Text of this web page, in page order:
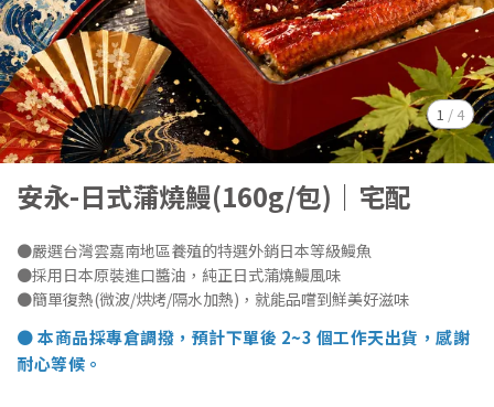
1 / 4
安永-日式蒲燒鰻(160g/包)｜宅配
●嚴選台灣雲嘉南地區養殖的特選外銷日本等級鰻魚
●採用日本原裝進口醬油，純正日式蒲燒鰻風味
●簡單復熱(微波/烘烤/隔水加熱)，就能品嚐到鮮美好滋味
● 本商品採專倉調撥，預計下單後 2~3 個工作天出貨，感謝
耐心等候。